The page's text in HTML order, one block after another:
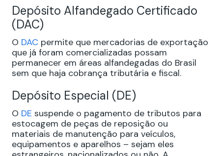
Depósito Alfandegado Certificado
(DAC)
O DAC permite que mercadorias de exportação
que já foram comercializadas possam
permanecer em áreas alfandegadas do Brasil
sem que haja cobrança tributária e fiscal.
Depósito Especial (DE)
O DE suspende o pagamento de tributos para
estocagem de peças de reposição ou
materiais de manutenção para veículos,
equipamentos e aparelhos – sejam eles